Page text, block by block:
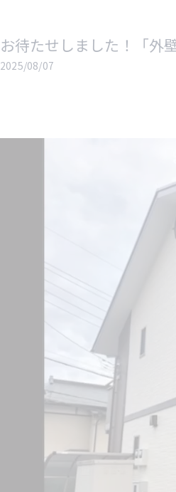
お待たせしました！「外
2025/08/07